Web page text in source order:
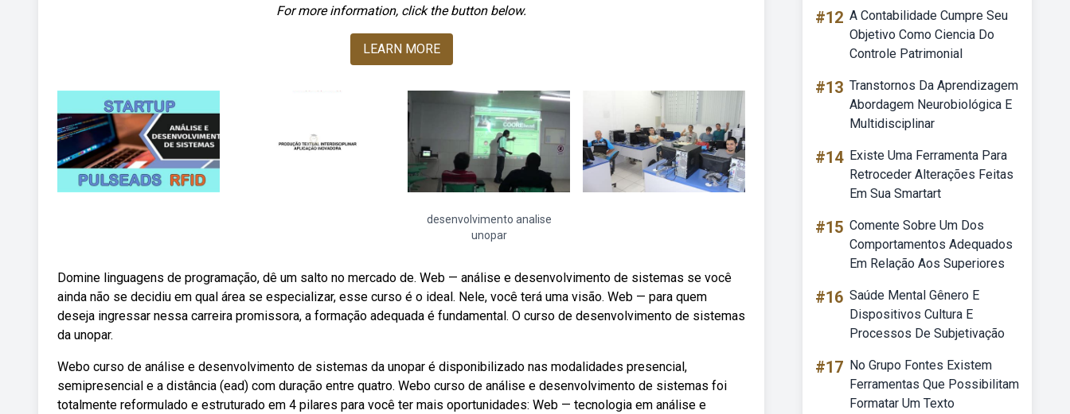
For more information, click the button below.
LEARN MORE
desenvolvimento analise
unopar
Domine linguagens de programação, dê um salto no mercado de. Web — análise e desenvolvimento de sistemas se você
ainda não se decidiu em qual área se especializar, esse curso é o ideal. Nele, você terá uma visão. Web — para quem
deseja ingressar nessa carreira promissora, a formação adequada é fundamental. O curso de desenvolvimento de sistemas
da unopar.
Webo curso de análise e desenvolvimento de sistemas da unopar é disponibilizado nas modalidades presencial,
semipresencial e a distância (ead) com duração entre quatro. Webo curso de análise e desenvolvimento de sistemas foi
totalmente reformulado e estruturado em 4 pilares para você ter mais oportunidades: Web — tecnologia em análise e
#12 A Contabilidade Cumpre Seu
Objetivo Como Ciencia Do
Controle Patrimonial
#13 Transtornos Da Aprendizagem
Abordagem Neurobiológica E
Multidisciplinar
#14 Existe Uma Ferramenta Para
Retroceder Alterações Feitas
Em Sua Smartart
#15 Comente Sobre Um Dos
Comportamentos Adequados
Em Relação Aos Superiores
#16 Saúde Mental Gênero E
Dispositivos Cultura E
Processos De Subjetivação
#17 No Grupo Fontes Existem
Ferramentas Que Possibilitam
Formatar Um Texto